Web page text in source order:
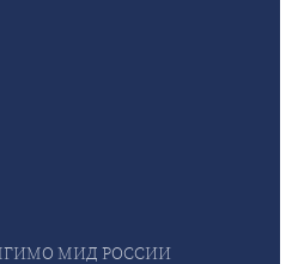
МГИМО МИД РОССИИ